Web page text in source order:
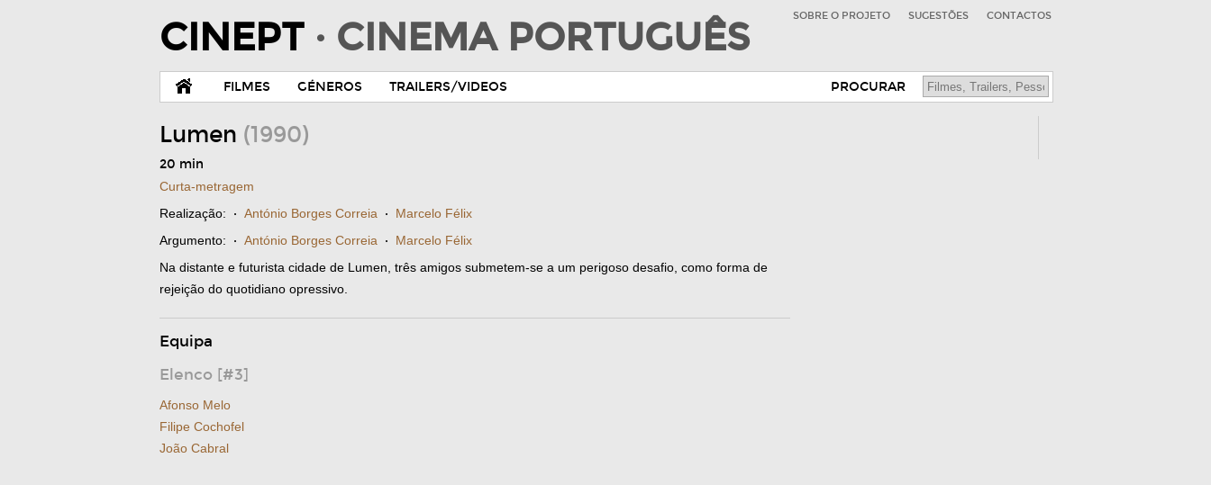
CINEPT · CINEMA PORTUGUÊS SOBRE O PROJETO SUGESTÕES CONTACTOS
FILMES GÉNEROS TRAILERS/VIDEOS PROCURAR
Lumen (1990)
20 min
Curta-metragem
Realização: · António Borges Correia · Marcelo Félix
Argumento: · António Borges Correia · Marcelo Félix
Na distante e futurista cidade de Lumen, três amigos submetem-se a um perigoso desafio, como forma de
rejeição do quotidiano opressivo.
Equipa
Elenco [#3]
Afonso Melo
Filipe Cochofel
João Cabral